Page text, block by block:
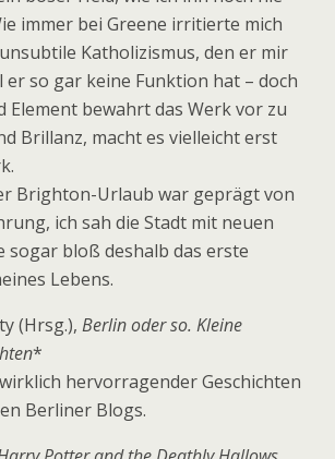
immer bei Greene irritierte mich
Katholizismus, den er mir
er so gar keine Funktion hat – doch
Element bewahrt das Werk vor zu
Brillanz, macht es vielleicht erst
Brighton-Urlaub war geprägt von
ich sah die Stadt mit neuen
sogar bloß deshalb das erste
Lebens.
(Hrsg.), Berlin oder so. Kleine
*
hervorragender Geschichten
Berliner Blogs.